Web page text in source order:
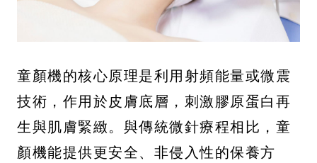
童顏機的核心原理是利用射頻能量或微震
技術，作用於皮膚底層，刺激膠原蛋白再
生與肌膚緊緻。與傳統微針療程相比，童
顏機能提供更安全、非侵入性的保養方